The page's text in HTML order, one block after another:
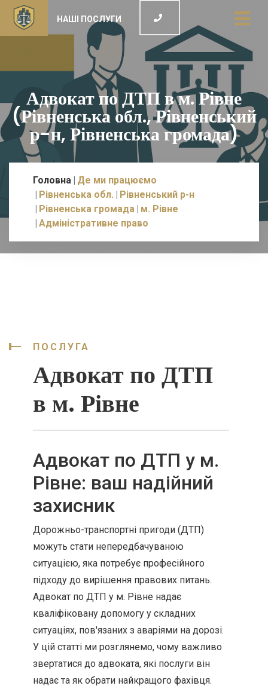
НАШІ ПОСЛУГИ
Адвокат по ДТП в м. Рівне
(Рівненська обл., Рівненський
р-н, Рівненська громада)
Головна Де ми працюємо
Рівненська обл.
Рівненський р-н
Рівненська громада м. Рівне
Адміністративне право
ПОСЛУГА
Адвокат по ДТП
в м. Рівне
Адвокат по ДТП у м.
Рівне: ваш надійний
захисник
Дорожньо-транспортні пригоди (ДТП)
можуть стати непередбачуваною
ситуацією, яка потребує професійного
підходу до вирішення правових питань.
Адвокат по ДТП у м. Рівне надає
кваліфіковану допомогу у складних
ситуаціях, пов'язаних з аваріями на дорозі.
У цій статті ми розглянемо, чому важливо
звертатися до адвоката, які послуги він
надає та як обрати найкращого фахівця.